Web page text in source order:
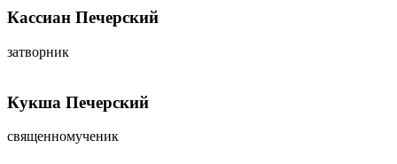
Кассиан Печерский
затворник
Кукша Печерский
священномученик